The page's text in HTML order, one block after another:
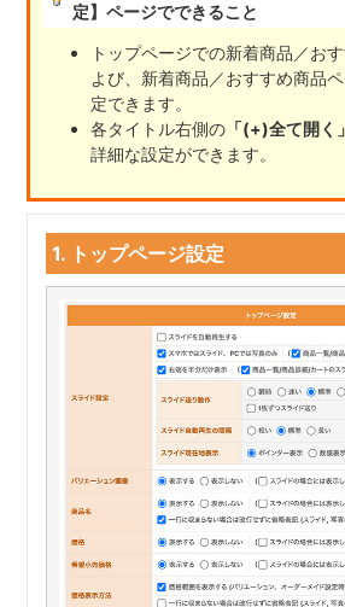
定】ページでできること
トップページでの新着商品／お
よび、新着商品／おすすめ商品
定できます。
各タイトル右側の 「(+)全て開く」
詳細な設定ができます。
1. トップページ設定